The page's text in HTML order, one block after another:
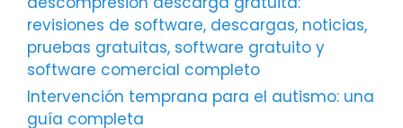
revisiones de software, descargas, noticias,
pruebas gratuitas, software gratuito y
software comercial completo
Intervención temprana para el autismo: una
guía completa